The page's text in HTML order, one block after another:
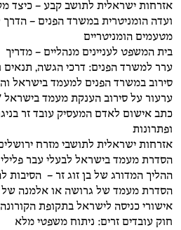
אזרחות ישראלית לתושב קבע – כיצד
ועדה הומניטרית במשרד הפנים –
מטעמים הומניטריים
בית המשפט לעניינים מנהליים – מדריך
ערר למשרד הפנים: דרכי הגשה, תנאים
סירוב במשרד הפנים למעמד בישראל
ערעור על סירוב הענקת מעמד בישראל
כתב אישום לאדם המעסיק עובד זר
ופתרונות
אזרחות ישראלית לתושבי מזרח
הסדרת מעמד בישראל לבעלי עבר פלילי
ההליך המדורג של בן זוג זר – הסיבות
הסדרת מעמד של גרושה או אלמנה של
אישורי כניסה לישראל בתקופת הקורונה
חוק עובדים זרים: ניתוח משפטי מלא